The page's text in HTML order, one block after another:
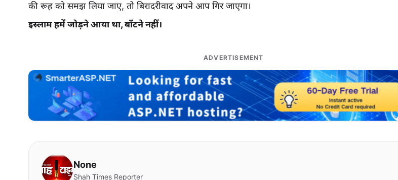
की रूह को समझ लिया जाए, तो बिरादरीवाद अपने आप गिर जाएगा।
इस्लाम हमें जोड़ने आया था, बाँटने नहीं।
ADVERTISEMENT
None
Shah Times Reporter